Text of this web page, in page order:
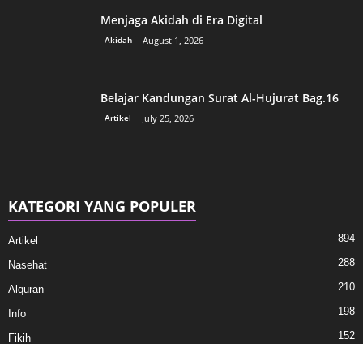
Menjaga Akidah di Era Digital
Akidah August 1, 2026
Belajar Kandungan Surat Al-Hujurat Bag.16
Artikel July 25, 2026
KATEGORI YANG POPULER
Artikel 894
Nasehat 288
Alquran 210
Info 198
Fikih 152